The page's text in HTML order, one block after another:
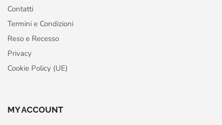
Contatti
Termini e Condizioni
Reso e Recesso
Privacy
Cookie Policy (UE)
MY ACCOUNT